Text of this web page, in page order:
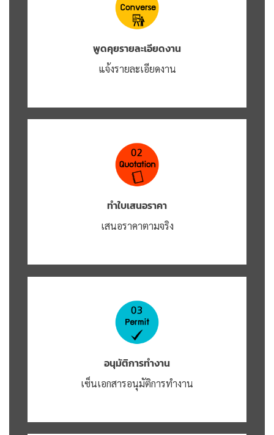
พูดคุยรายละเอียดงาน
แจ้งรายละเอียดงาน
ทำใบเสนอราคา
เสนอราคาตามจริง
อนุมัติการทำงาน
เซ็นเอกสารอนุมัติการทำงาน